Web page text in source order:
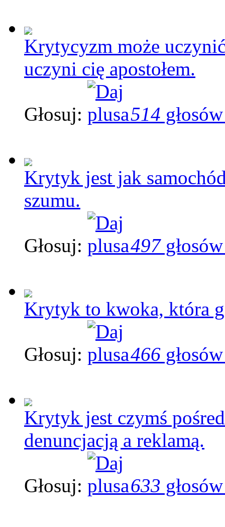
Krytycyzm może
uczyni cię apostołem.
Głosuj: 514
Krytyk jest jak
szumu.
Głosuj: 497
Krytyk to kwoka, która
Głosuj: 466
Krytyk jest czymś
denuncjacją a reklamą.
Głosuj: 633